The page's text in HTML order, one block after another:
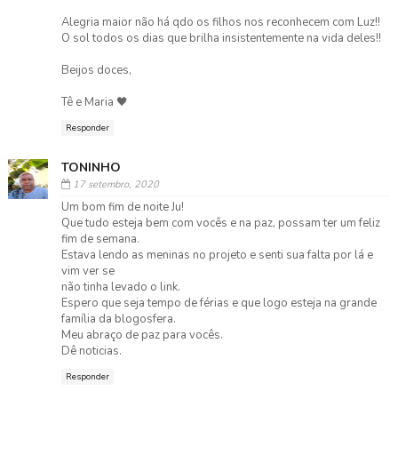
Alegria maior não há qdo os filhos nos reconhecem com Luz!!
O sol todos os dias que brilha insistentemente na vida deles!!
Beijos doces,
Tê e Maria 🖤
Responder
TONINHO
17 setembro, 2020
Um bom fim de noite Ju!
Que tudo esteja bem com vocês e na paz, possam ter um feliz
fim de semana.
Estava lendo as meninas no projeto e senti sua falta por lá e
vim ver se
não tinha levado o link.
Espero que seja tempo de férias e que logo esteja na grande
família da blogosfera.
Meu abraço de paz para vocês.
Dê noticias.
Responder